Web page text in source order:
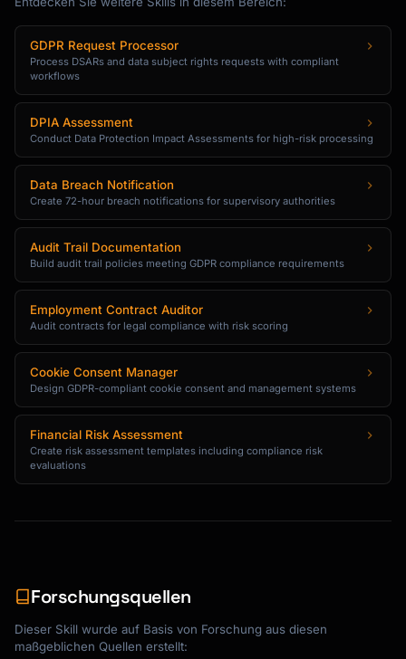
GDPR Request Processor
Process DSARs and data subject rights requests with compliant
workflows
DPIA Assessment
Conduct Data Protection Impact Assessments for high-risk processing
Data Breach Notification
Create 72-hour breach notifications for supervisory authorities
Audit Trail Documentation
Build audit trail policies meeting GDPR compliance requirements
Employment Contract Auditor
Audit contracts for legal compliance with risk scoring
Cookie Consent Manager
Design GDPR-compliant cookie consent and management systems
Financial Risk Assessment
Create risk assessment templates including compliance risk
evaluations
Forschungsquellen
Dieser Skill wurde auf Basis von Forschung aus diesen
maßgeblichen Quellen erstellt: